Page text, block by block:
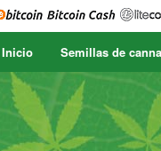
Inicio Semillas de
SENSI SEEDS
SENSI SEEDS RESEARCH